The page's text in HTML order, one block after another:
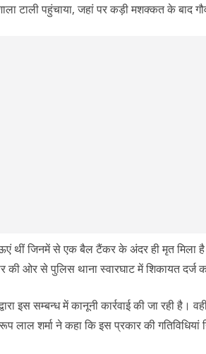
टाली पहुंचाया, जहां पर कड़ी मशक्कत के बाद
जिनमें से एक बैल टैंकर के अंदर ही मृत मिला
की ओर से पुलिस थाना स्वारघाट में शिकायत दर्ज
इस सम्बन्ध में कानूनी कार्रवाई की जा रही है।
लाल शर्मा ने कहा कि इस प्रकार की